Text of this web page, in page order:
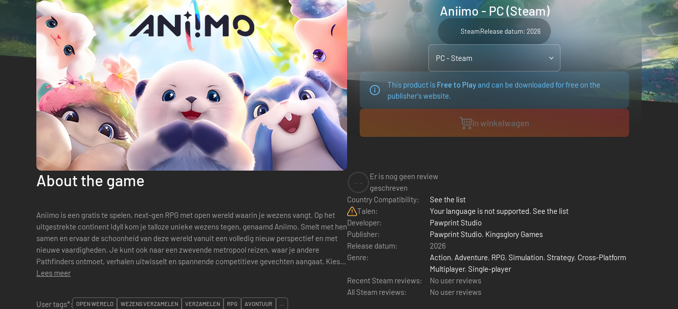
Aniimo - PC (Steam)
SteamRelease datum: 2026
PC - Steam
This product is Free to Playand can be downloaded for free on the
publisher's website.
In winkelwagen
About the game
Aniimo is een gratis te spelen, next-gen RPG met open wereld waarin je wezens vangt. Op het
uitgestrekte continent Idyll kom je talloze unieke wezens tegen, genaamd Aniimo. Smelt met hen
samen en ervaar de schoonheid van deze wereld vanuit een volledig nieuw perspectief en met
nieuwe vaardigheden. Je kunt ook naar een zwevende metropool reizen, waar je andere
Pathfinders ontmoet, verhalen uitwisselt en spannende competitieve gevechten aangaat. Kies
je Aniimo en begin aan een epische reis vol ver...
Lees meer
Er is nog geen review
geschreven
Country Compatibility:
See the list
Talen:
Your language is not supported. See the list
Developer:
Pawprint Studio
Publisher:
Pawprint Studio, Kingsglory Games
Release datum:
2026
Genre:
Action, Adventure, RPG, Simulation, Strategy, Cross-Platform
Multiplayer, Single-player
Recent Steam reviews:
No user reviews
All Steam reviews:
No user reviews
User tags*:
OPEN WERELD WEZENS VERZAMELEN VERZAMELEN RPG AVONTUUR ...